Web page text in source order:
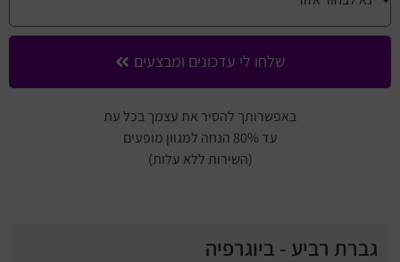
שלחו לי עדכונים ומבצעים
באפשרותך להסיר את עצמך בכל עת
עד 80% הנחה למגוון מופעים
(השירות ללא עלות)
גברת רביע - ביוגרפיה